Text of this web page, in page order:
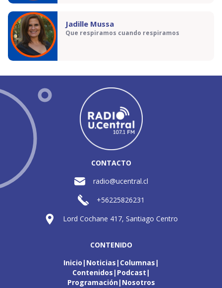
Jadille Mussa
Que respiramos cuando respiramos
CONTACTO
radio@ucentral.cl
+56225826231
Lord Cochane 417, Santiago Centro
CONTENIDO
Inicio Noticias Columnas
Contenidos Podcast
Programación Nosotros